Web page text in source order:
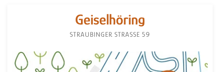
Geiselhöring
STRAUBINGER STRASSE 59